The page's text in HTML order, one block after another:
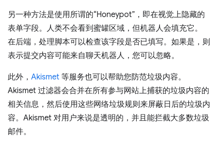
另一种方法是使用所谓的“Honeypot”，即在视觉上隐藏的
表单字段。人类不会看到蜜罐区域，但机器人会填充它。
在后端，处理脚本可以检查该字段是否已填写。如果是，则
表示提交内容可能来自聊天机器人，您可以忽略。
此外， Akismet 等服务也可以帮助您防范垃圾内容。
Akismet 过滤器会合并在所有参与网站上捕获的垃圾内容的
相关信息，然后使用这些网络垃圾规则来屏蔽日后的垃圾内
容。Akismet 对用户来说是透明的，并且能拦截大多数垃圾
邮件。